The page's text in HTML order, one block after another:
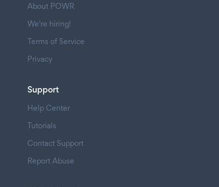
About POWR
We're hiring!
Terms of Service
Privacy
Support
Help Center
Tutorials
Contact Support
Report Abuse